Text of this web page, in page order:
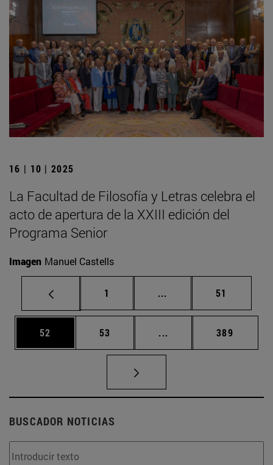
16 | 10 | 2025
La Facultad de Filosofía y Letras celebra el
acto de apertura de la XXIII edición del
Programa Senior
Imagen Manuel Castells
Página
1 ... Páginas intermedias
Página
51
Página
52 Página
53 ... Páginas intermedias
Página
389
BUSCADOR NOTICIAS